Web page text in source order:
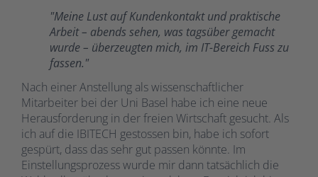
"Meine Lust auf Kundenkontakt und praktische
Arbeit – abends sehen, was tagsüber gemacht
wurde – überzeugten mich, im IT-Bereich Fuss zu
fassen."
Nach einer Anstellung als wissenschaftlicher
Mitarbeiter bei der Uni Basel habe ich eine neue
Herausforderung in der freien Wirtschaft gesucht. Als
ich auf die IBITECH gestossen bin, habe ich sofort
gespürt, dass das sehr gut passen könnte. Im
Einstellungsprozess wurde mir dann tatsächlich die